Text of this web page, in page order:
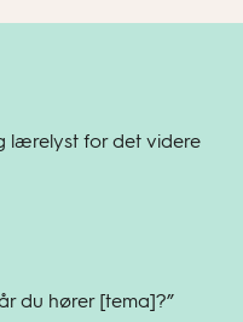
lærelyst for det videre
du hører [tema]?”